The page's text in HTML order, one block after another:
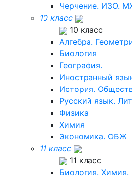
Черчение. ИЗО.
10 класс
10 класс
Алгебра.
Биология
География.
Иностранный
История.
Русский язык.
Физика
Химия
Экономика. ОБЖ
11 класс
11 класс
Биология. Химия.